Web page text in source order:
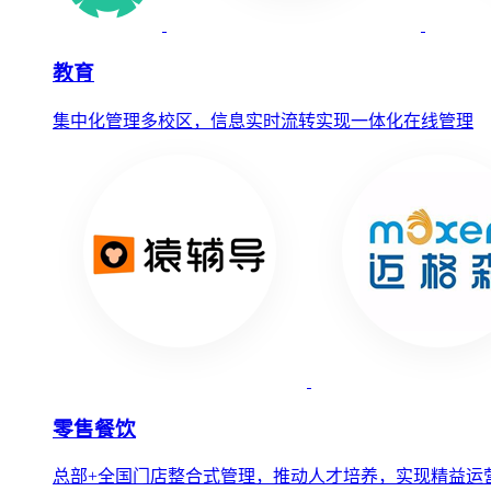
教育
集中化管理多校区，信息实时流转实现一体化在线管理
零售餐饮
总部+全国门店整合式管理，推动人才培养，实现精益运